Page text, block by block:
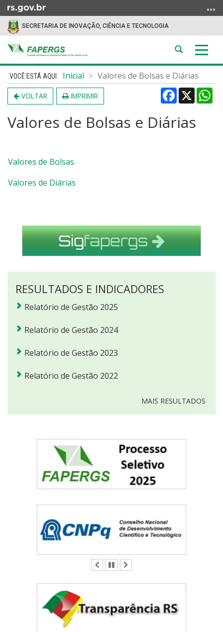
para
conteúdo
para
menu
SECRETARIA DE INOVAÇÃO, CIÊNCIA E TECNOLOGIA
a
Abrir
a
busca
Início
do
conteúdo
Inicial Valores de Bolsas e Diárias
VOLTAR IMPRIMIR Facebook
X
Valores de Bolsas e Diárias
Valores de Bolsas
Valores de Diárias
RESULTADOS E INDICADORES
Relatório de Gestão 2025
Relatório de Gestão 2024
Relatório de Gestão 2023
Relatório de Gestão 2022
MAIS RESULTADOS
ANTERIOR
PAUSAR